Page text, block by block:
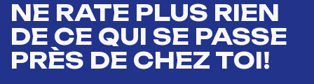
NE RATE PLUS RIEN
DE CE QUI SE PASSE
PRÈS DE CHEZ TOI!